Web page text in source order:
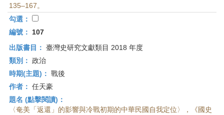
135–167。
勾選：
編號：
107
出版書目： 臺灣史研究文獻類目 2018 年度
類別： 政治
時期(主題)： 戰後
作者： 任天豪
題名 (點擊閱讀)：
〈奄美「返還」的影響與冷戰初期的中華民國自我定位〉，《國史